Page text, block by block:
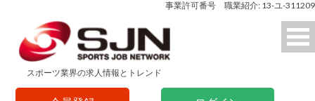
事業許可番号 職業紹介: 13-ユ-311209
スポーツ業界の求人情報とトレンド